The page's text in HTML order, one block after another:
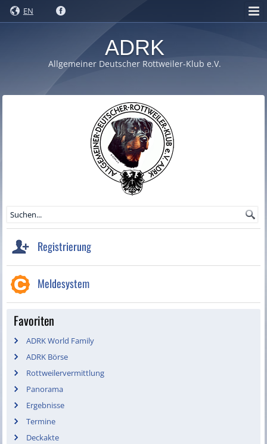
EN
ADRK
Allgemeiner Deutscher Rottweiler-Klub e.V.
Registrierung
Meldesystem
Favoriten
ADRK World Family
ADRK Börse
Rottweilervermittlung
Panorama
Ergebnisse
Termine
Deckakte